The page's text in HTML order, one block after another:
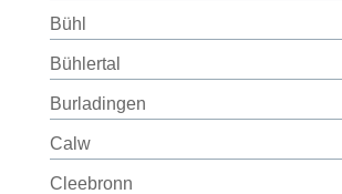
Bühl
Bühlertal
Burladingen
Calw
Cleebronn